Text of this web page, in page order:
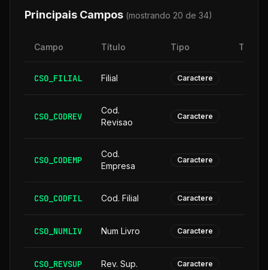
Principais Campos (mostrando 20 de 34)
Campo Título Tipo
CS0_FILIAL Filial Caractere
CS0_CODREV
Cod.
Revisao
Caractere
CS0_CODEMP
Cod.
Empresa
Caractere
CS0_CODFIL Cod. Filial Caractere
CS0_NUMLIV Num Livro Caractere
CS0_REVSUP Rev. Sup. Caractere